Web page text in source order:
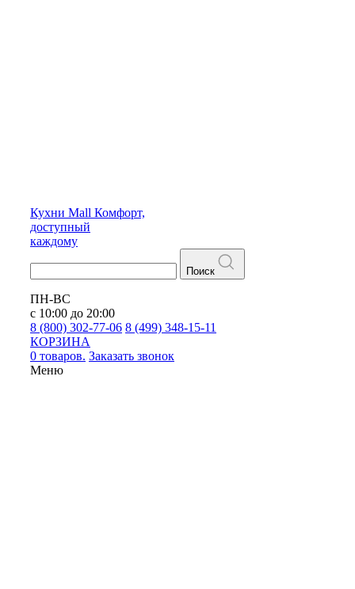
Кухни Mall Комфорт,
доступный
каждому
Поиск
ПН-ВС
с 10:00 до 20:00
8 (800) 302-77-06 8 (499) 348-15-11
КОРЗИНА
0 товаров. Заказать звонок
Меню